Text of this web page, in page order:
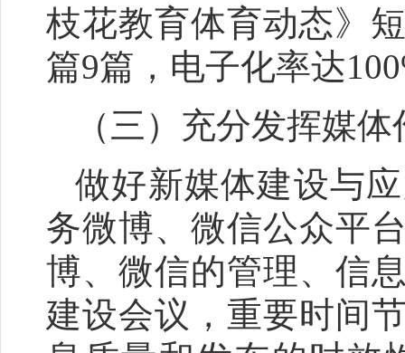
枝花教育体育动态》
篇9篇，电子化率达
（三）充分发挥媒体
做好新媒体建设与
务微博、微信公众平
博、微信的管理、信
建设会议，重要时间